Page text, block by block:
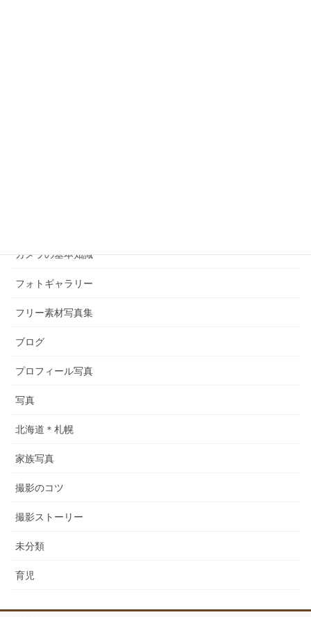
カメラの基本知識
フォトギャラリー
フリー素材写真集
ブログ
プロフィール写真
写真
北海道＊札幌
家族写真
撮影のコツ
撮影ストーリー
未分類
育児